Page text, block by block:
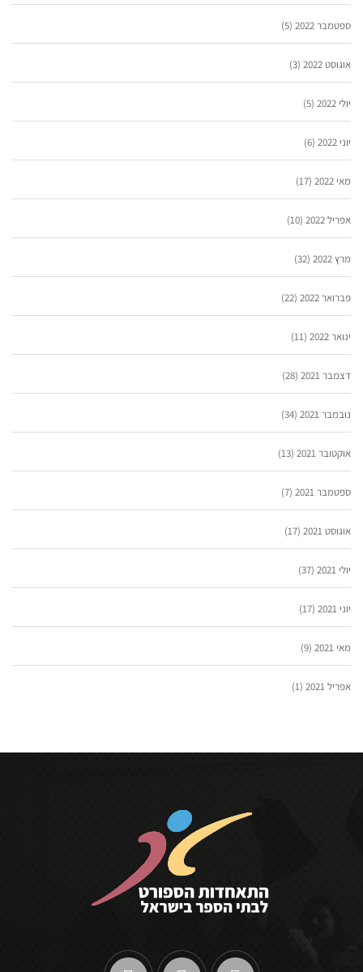
ספטמבר 2022 (5)
אוגוסט 2022 (3)
יולי 2022 (5)
יוני 2022 (6)
מאי 2022 (17)
אפריל 2022 (10)
מרץ 2022 (32)
פברואר 2022 (22)
ינואר 2022 (11)
דצמבר 2021 (28)
נובמבר 2021 (34)
אוקטובר 2021 (13)
ספטמבר 2021 (7)
אוגוסט 2021 (17)
יולי 2021 (37)
יוני 2021 (17)
מאי 2021 (9)
אפריל 2021 (1)